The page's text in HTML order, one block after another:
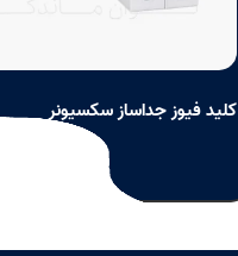
کلید فیوز جداساز سکسیونر